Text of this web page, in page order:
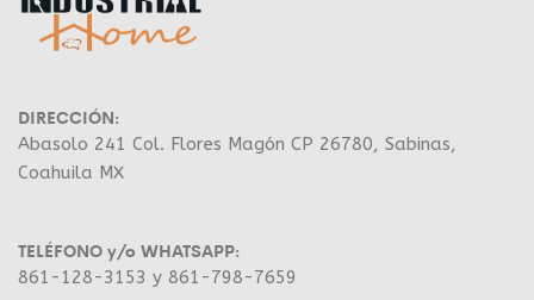
DIRECCIÓN:
Abasolo 241 Col. Flores Magón CP 26780, Sabinas,
Coahuila MX
TELÉFONO y/o WHATSAPP:
861-128-3153 y 861-798-7659